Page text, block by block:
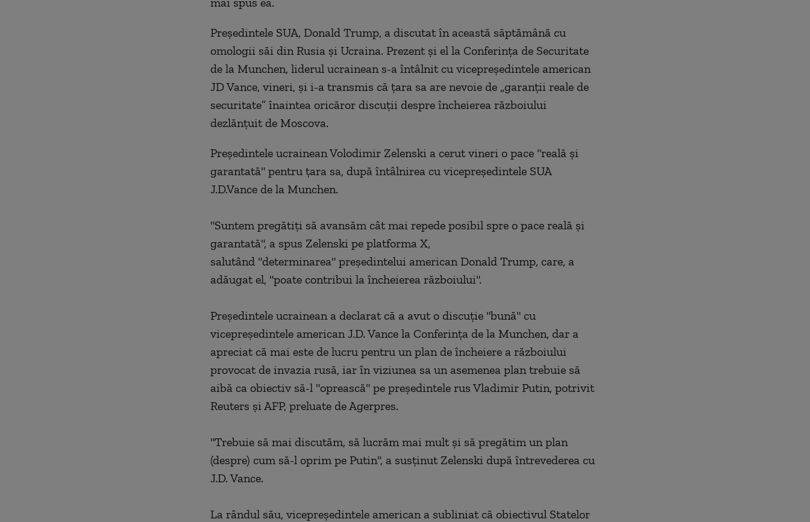
Președintele SUA, Donald Trump, a discutat în această săptămână cu
omologii săi din Rusia și Ucraina. Prezent și el la Conferința de Securitate
de la Munchen, liderul ucrainean s-a întâlnit cu vicepreședintele american
JD Vance, vineri, și i-a transmis că țara sa are nevoie de „garanții reale de
securitate” înaintea oricăror discuții despre încheierea războiului
dezlănțuit de Moscova.
Preşedintele ucrainean Volodimir Zelenski a cerut vineri o pace "reală şi
garantată" pentru ţara sa, după întâlnirea cu vicepreşedintele SUA
J.D.Vance de la Munchen.
"Suntem pregătiţi să avansăm cât mai repede posibil spre o pace reală şi
garantată", a spus Zelenski pe platforma X,
salutând "determinarea" preşedintelui american Donald Trump, care, a
adăugat el, "poate contribui la încheierea războiului".
Preşedintele ucrainean a declarat că a avut o discuţie "bună" cu
vicepreşedintele american J.D. Vance la Conferinţa de la Munchen, dar a
apreciat că mai este de lucru pentru un plan de încheiere a războiului
provocat de invazia rusă, iar în viziunea sa un asemenea plan trebuie să
aibă ca obiectiv să-l "oprească" pe preşedintele rus Vladimir Putin, potrivit
Reuters şi AFP, preluate de Agerpres.
"Trebuie să mai discutăm, să lucrăm mai mult şi să pregătim un plan
(despre) cum să-l oprim pe Putin", a susţinut Zelenski după întrevederea cu
J.D. Vance.
La rândul său, vicepreşedintele american a subliniat că obiectivul Statelor